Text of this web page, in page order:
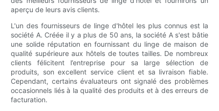
aperçu de leurs avis clients.
L'un des fournisseurs de linge d'hôtel les plus connus est la
société A. Créée il y a plus de 50 ans, la société A s'est bâtie
une solide réputation en fournissant du linge de maison de
qualité supérieure aux hôtels de toutes tailles. De nombreux
clients félicitent l’entreprise pour sa large sélection de
produits, son excellent service client et sa livraison fiable.
Cependant, certains évaluateurs ont signalé des problèmes
occasionnels liés à la qualité des produits et à des erreurs de
facturation.